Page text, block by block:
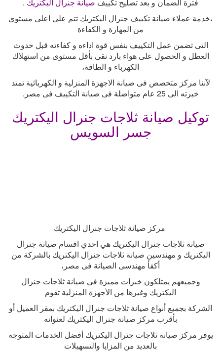
،خدمة عملاء صيانة تكييف جنرال اليكتريك تتم على اعلى مستوى
من المهارة و الكفاءة
التى تضمن عمل التكييف بنفس قوة اداءه و كفاءته قبل حدوث
العطل و الحصول على هواء بارد نقى بأقل مستوى من استهلاك
الكهرباء و الطاقة،
لآننا مركز متخصص فى صيانة الاجهزة المنزلية و الكهربائية تمتد
خبرته الى 25 عام متواصلة فى صيانة التكييف فى مصر
.
توكيل صيانة ثلاجات جنرال اليكتريك
جسر السويس
مركز صيانة ثلاجات جنرال اليكتريك
صيانة ثلاجات جنرال اليكتريك هي احدي اقسام صيانة جنرال
اليكتريك و مهندسين صيانة ثلاجات جنرال اليكتريك بالشركة من
أكفأ مهندسى الصيانة فى مصر،
وجميعهم يمتلكون خبرات مميزة فى صيانة ثلاجات جنرال
اليكتريك وغيرها من الأجهزة المنزلية تقوم
الشركة بجميع أنواع صيانة ثلاجات جنرال اليكتريك بمقر العميل أو
بأقرب مركز صيانة جنرال اليكتريك لعنوانه
يوفر مركز صيانة ثلاجات جنرال اليكتريك أفضل الخدمات المتوجه
بالعديد من المزايا والتسهيلات